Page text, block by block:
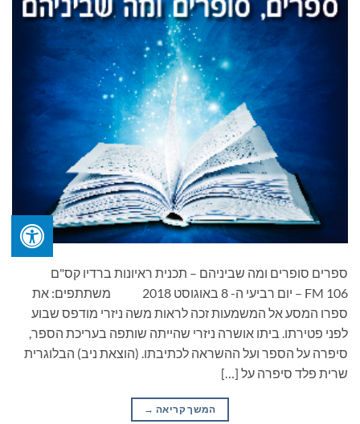
ספרים סופרים ומה שביניהם – תכנית ראיונות ברדיו קס"ם
106 FM – יום רביעי ה- 8 באוגוסט 2018 משתתפים: את
ספרו המסע אל המשמעות זכה לראות משה ניזרי מודפס שבוע
לפני פטירתו. ביתו אושרה ניזרי שהייתה שותפה בעריכת הספר,
סיפרה על הספר ועל ההשראה לכתיבתו. (הוצאת ניב) הבלוגרית
שרית פלד סיפרה על […]
המשך קריאה →